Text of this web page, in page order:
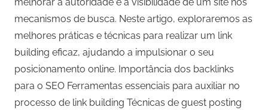
mecanismos de busca. Neste artigo, exploraremos as
melhores práticas e técnicas para realizar um link
building eficaz, ajudando a impulsionar o seu
posicionamento online. Importância dos backlinks
para o SEO Ferramentas essenciais para auxiliar no
processo de link building Técnicas de guest posting